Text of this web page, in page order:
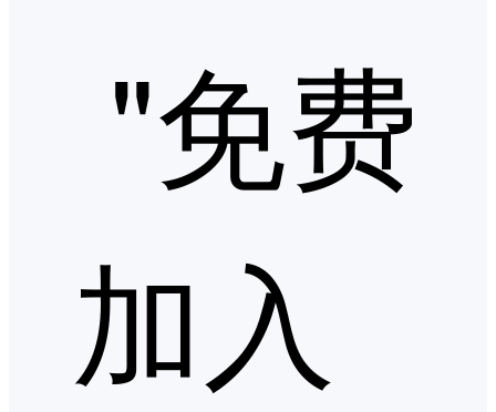
"免费
加入